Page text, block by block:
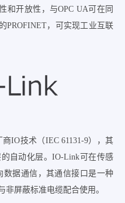
和开放性，与OPC UA可在同
PROFINET，可实现工业互联
IO技术（IEC 61131-9），其
自动化层。IO-Link可在传感
据通信，其通信接口是一种
屏蔽标准电缆配合使用。